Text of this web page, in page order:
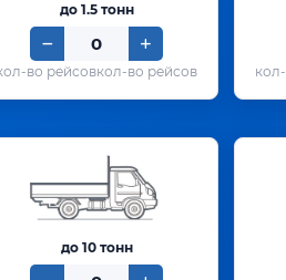
до 1.5 тонн
кол-во рейсов
до 10 тонн